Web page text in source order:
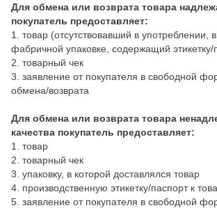
Для обмена или возврата товара
покупатель предоставляет:
1. товар (отсутствовавший в употреблении,
фабричной упаковке, содержащий этикетку/
2. товарный чек
3. заявление от покупателя в свободной
обмена/возврата
Для обмена или возврата товара
качества покупатель предоставляет:
1. товар
2. товарный чек
3. упаковку, в которой доставлялся товар
4. производственную этикетку/паспорт к
5. заявление от покупателя в свободной